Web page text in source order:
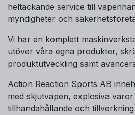
heltäckande service till
myndigheter och
Vi har en komplett
utöver våra egna produkter,
produktutveckling samt
Action Reaction Sports AB
med skjutvapen, explosiva
tillhandahållande och